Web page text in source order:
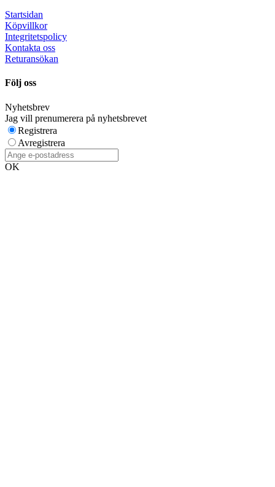
Startsidan
Köpvillkor
Integritetspolicy
Kontakta oss
Returansökan
Följ oss
Nyhetsbrev
Jag vill prenumerera på nyhetsbrevet
Registrera
Avregistrera
OK